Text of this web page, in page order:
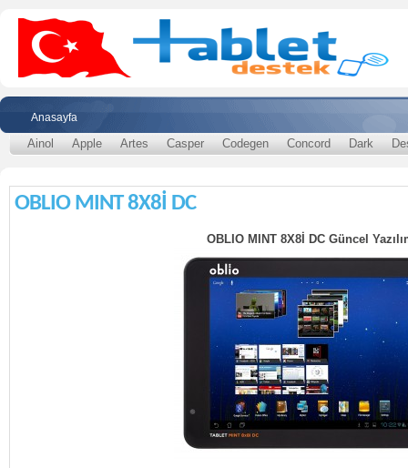
Anasayfa
Ainol Apple Artes Casper Codegen Concord Dark
OBLIO MINT 8X8İ DC
OBLIO MINT 8X8İ DC Güncel